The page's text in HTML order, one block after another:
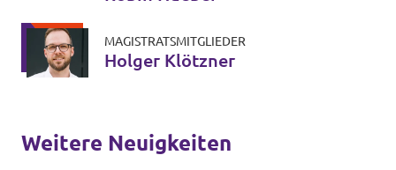
MAGISTRATSMITGLIEDER
Holger Klötzner
Weitere Neuigkeiten